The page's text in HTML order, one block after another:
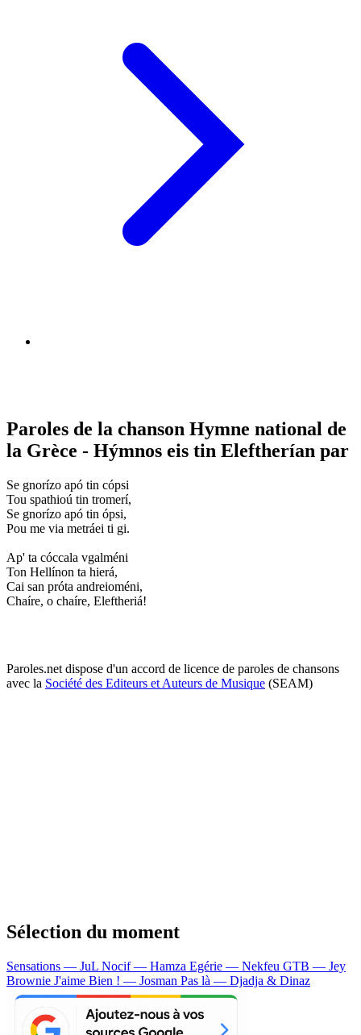
Paroles de la chanson Hymne national de
la Grèce - Hýmnos eis tin Eleftherían par
Se gnorízo apó tin cópsi
Tou spathioú tin tromerí,
Se gnorízo apó tin ópsi,
Pou me via metráei ti gi.
Ap' ta cóccala vgalméni
Ton Hellínon ta hierá,
Cai san próta andreioméni,
Chaíre, o chaíre, Eleftheriá!
Paroles.net dispose d'un accord de licence de paroles de chansons
avec la Société des Editeurs et Auteurs de Musique (SEAM)
Sélection du moment
Sensations — JuL Nocif — Hamza Egérie — Nekfeu GTB — Jey
Brownie J'aime Bien ! — Josman Pas là — Djadja & Dinaz